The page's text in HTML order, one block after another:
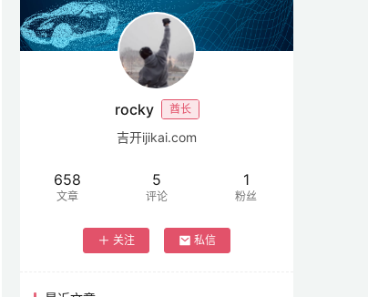
rocky 酋长
吉开ijikai.com
658
文章
5
评论
1
粉丝
关注 私信